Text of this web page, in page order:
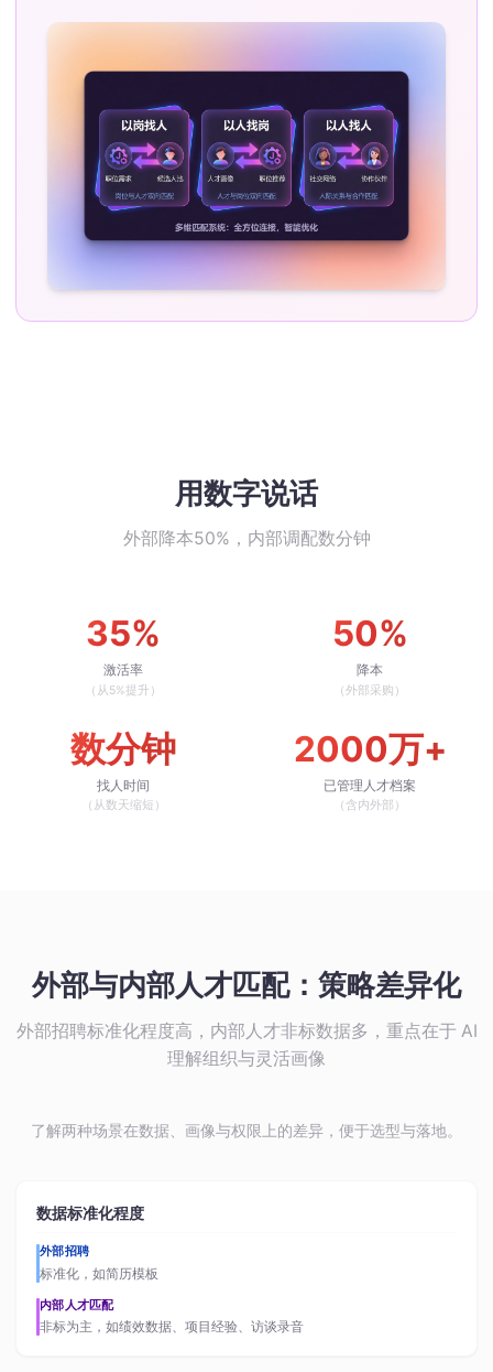
用数字说话
外部降本50%，内部调配数分钟
35%
激活率
（从5%提升）
50%
降本
（外部采购）
数分钟
找人时间
（从数天缩短）
2000万+
已管理人才档案
（含内外部）
外部与内部人才匹配：策略差异化
外部招聘标准化程度高，内部人才非标数据多，重点在于 AI
理解组织与灵活画像
了解两种场景在数据、画像与权限上的差异，便于选型与落地。
数据标准化程度
外部招聘
标准化，如简历模板
内部人才匹配
非标为主，如绩效数据、项目经验、访谈录音